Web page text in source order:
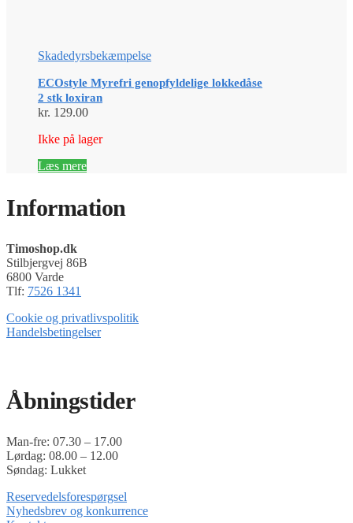
Skadedyrsbekæmpelse
ECOstyle Myrefri genopfyldelige lokkedåse
2 stk loxiran
kr. 129.00
Ikke på lager
Læs mere
Information
Timoshop.dk
Stilbjergvej 86B
6800 Varde
Tlf: 7526 1341
Cookie og privatlivspolitik
Handelsbetingelser
Åbningstider
Man-fre: 07.30 – 17.00
Lørdag: 08.00 – 12.00
Søndag: Lukket
Reservedelsforespørgsel
Nyhedsbrev og konkurrence